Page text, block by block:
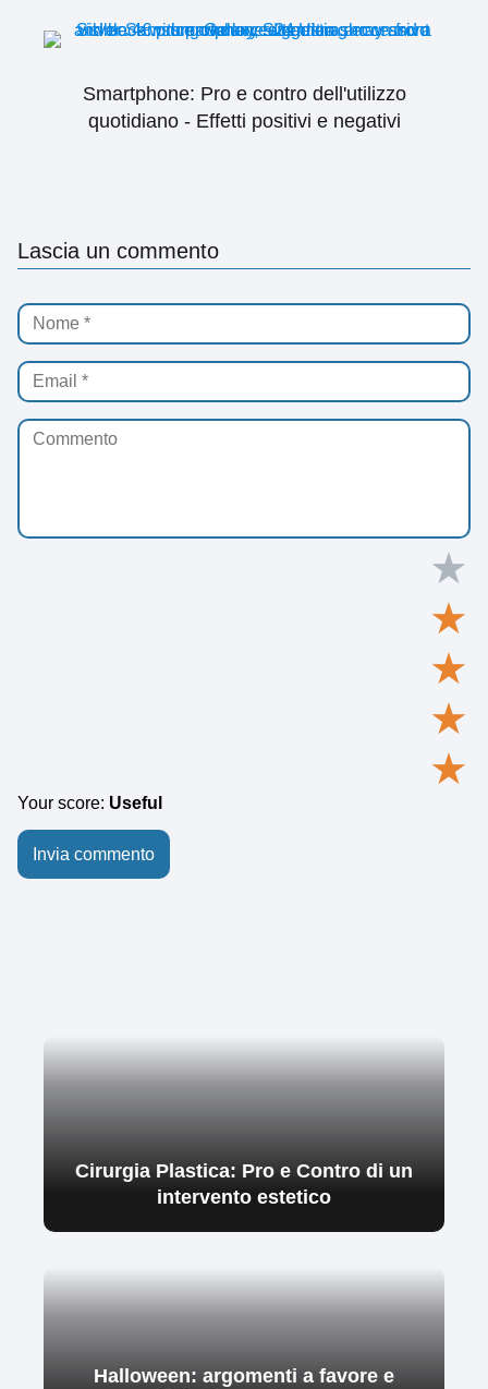
Smartphone: Pro e contro dell'utilizzo
quotidiano - Effetti positivi e negativi
Lascia un commento
★
★
★
★
★
Your score: Useful
Cirurgia Plastica: Pro e Contro di un
intervento estetico
Halloween: argomenti a favore e